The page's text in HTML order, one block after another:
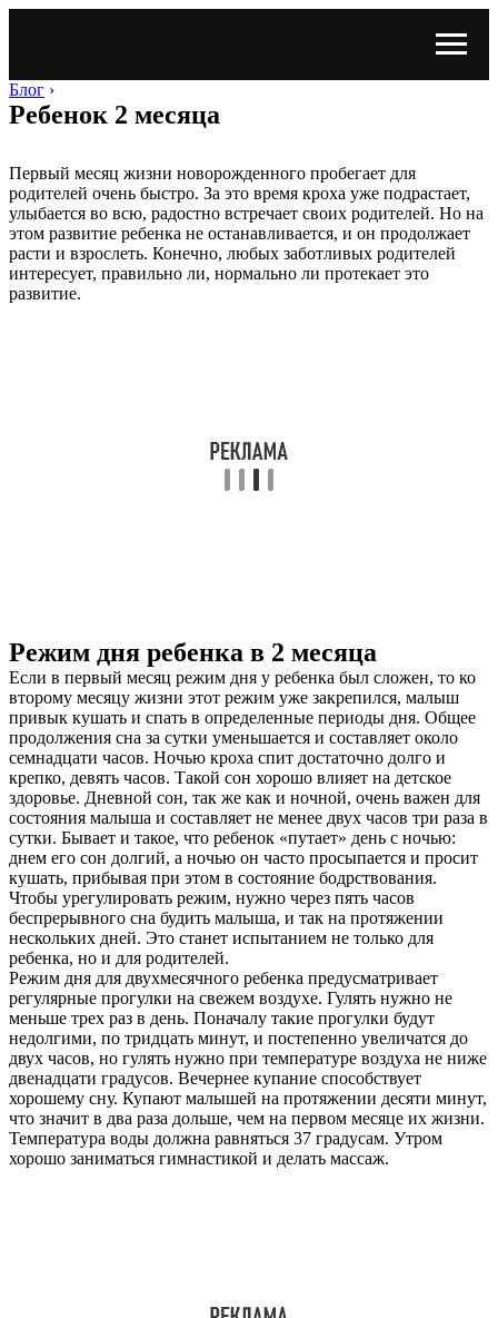
Блог ›
Ребенок 2 месяца
Первый месяц жизни новорожденного пробегает для
родителей очень быстро. За это время кроха уже подрастает,
улыбается во всю, радостно встречает своих родителей. Но на
этом развитие ребенка не останавливается, и он продолжает
расти и взрослеть. Конечно, любых заботливых родителей
интересует, правильно ли, нормально ли протекает это
развитие.
Режим дня ребенка в 2 месяца
Если в первый месяц режим дня у ребенка был сложен, то ко
второму месяцу жизни этот режим уже закрепился, малыш
привык кушать и спать в определенные периоды дня. Общее
продолжения сна за сутки уменьшается и составляет около
семнадцати часов. Ночью кроха спит достаточно долго и
крепко, девять часов. Такой сон хорошо влияет на детское
здоровье. Дневной сон, так же как и ночной, очень важен для
состояния малыша и составляет не менее двух часов три раза в
сутки. Бывает и такое, что ребенок «путает» день с ночью:
днем его сон долгий, а ночью он часто просыпается и просит
кушать, прибывая при этом в состояние бодрствования.
Чтобы урегулировать режим, нужно через пять часов
беспрерывного сна будить малыша, и так на протяжении
нескольких дней. Это станет испытанием не только для
ребенка, но и для родителей.
Режим дня для двухмесячного ребенка предусматривает
регулярные прогулки на свежем воздухе. Гулять нужно не
меньше трех раз в день. Поначалу такие прогулки будут
недолгими, по тридцать минут, и постепенно увеличатся до
двух часов, но гулять нужно при температуре воздуха не ниже
двенадцати градусов. Вечернее купание способствует
хорошему сну. Купают малышей на протяжении десяти минут,
что значит в два раза дольше, чем на первом месяце их жизни.
Температура воды должна равняться 37 градусам. Утром
хорошо заниматься гимнастикой и делать массаж.